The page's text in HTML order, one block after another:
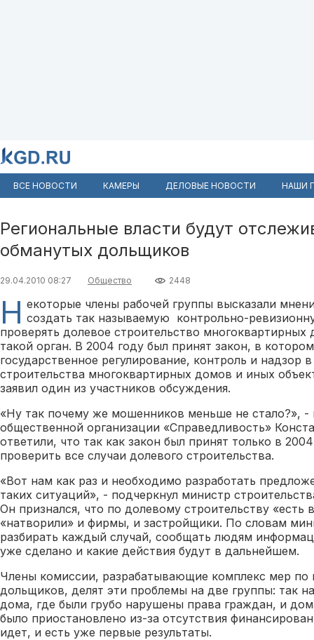
ВСЕ НОВОСТИ КАМЕРЫ ДЕЛОВЫЕ НОВОСТИ НАШИ
Региональные власти будут
обманутых дольщиков
29.04.2010 08:27 Общество 2448
Н екоторые члены рабочей группы высказали
создать так называемую контрольно-
проверять долевое строительство
такой орган. В 2004 году был принят закон, в
государственное регулирование, контроль и надзор
строительства многоквартирных домов и иных
заявил один из участников обсуждения.
«Ну так почему же мошенников меньше не стало?», -
общественной организации «Справедливость»
ответили, что так как закон был принят только в
проверить все случаи долевого строительства.
«Вот нам как раз и необходимо разработать
таких ситуаций», - подчеркнул министр
Он признался, что по долевому строительству «есть
«натворили» и фирмы, и застройщики. По словам
разбирать каждый случай, сообщать людям
уже сделано и какие действия будут в дальнейшем.
Члены комиссии, разрабатывающие комплекс мер по
дольщиков, делят эти проблемы на две группы: так
дома, где были грубо нарушены права граждан, и
было приостановлено из-за отсутствия
идет, и есть уже первые результаты.